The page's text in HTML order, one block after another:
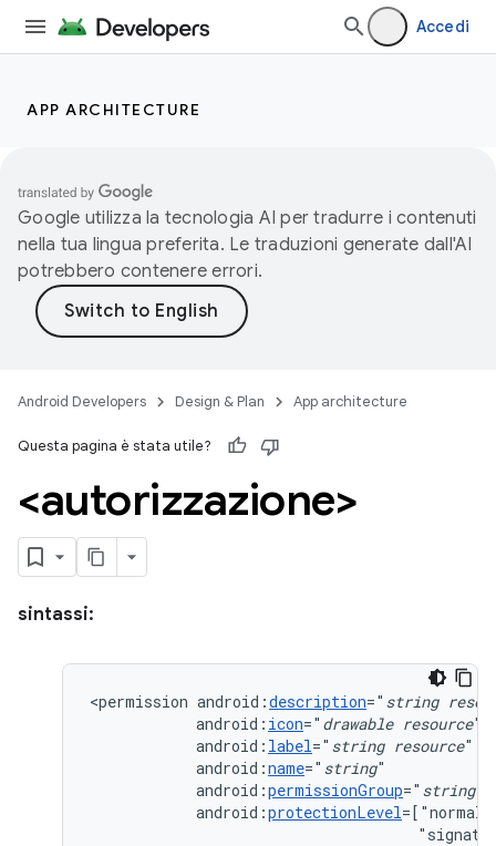
Accedi
APP ARCHITECTURE
Google utilizza la tecnologia AI per tradurre i contenuti
nella tua lingua preferita. Le traduzioni generate dall'AI
potrebbero contenere errori.
Android Developers Design & Plan App architecture
Questa pagina è stata utile?
<autorizzazione>
sintassi:
<permission android:description=" string
android: icon=" drawable resource
android: label=" string resource
android:name=" string
android:permissionGroup=" string
android:protectionLevel=["normal"